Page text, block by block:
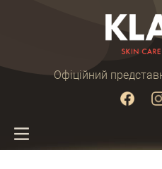
Офіційний